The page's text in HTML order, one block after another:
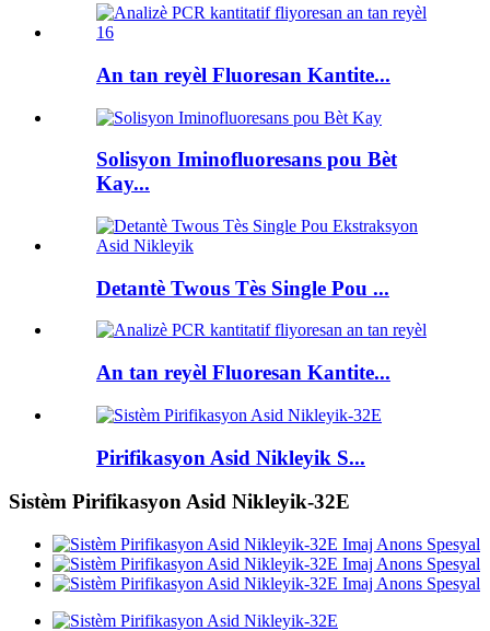
An tan reyèl Fluoresan Kantite...
Solisyon Iminofluoresans pou Bèt
Kay...
Detantè Twous Tès Single Pou ...
An tan reyèl Fluoresan Kantite...
Pirifikasyon Asid Nikleyik S...
Sistèm Pirifikasyon Asid Nikleyik-32E